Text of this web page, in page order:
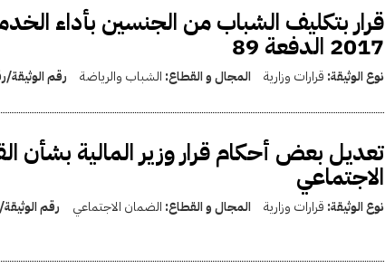
2017 الدفعة 89
نوع الوثيقة: قرارات وزارية المجال و القطاع: الشباب والرياضة رقم
تعديل بعض أحكام قرار وزير المالية بشأن
الاجتماعي
نوع الوثيقة: قرارات وزارية المجال و القطاع: الضمان الاجتماعي رقم